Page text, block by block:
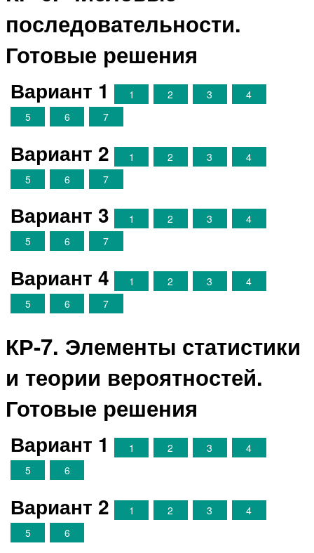
последовательности.
Готовые решения
Вариант 1 1 2 3
4
5
6 7
Вариант 2 1 2 3
4
5
6 7
Вариант 3 1 2 3
4
5
6 7
Вариант 4 1 2 3
4
5
6 7
КР-7. Элементы статистики
и теории вероятностей.
Готовые решения
Вариант 1 1 2 3
4
5
6
Вариант 2 1 2 3
4
5
6